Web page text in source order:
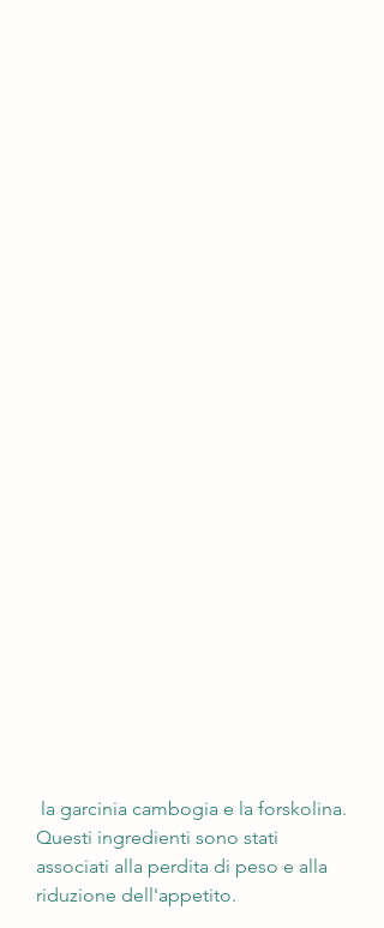
Questi ingredienti sono stati
associati alla perdita di peso e alla
riduzione dell'appetito.